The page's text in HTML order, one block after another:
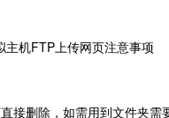
机FTP上传网页注意事项
接删除，如需用到文件夹